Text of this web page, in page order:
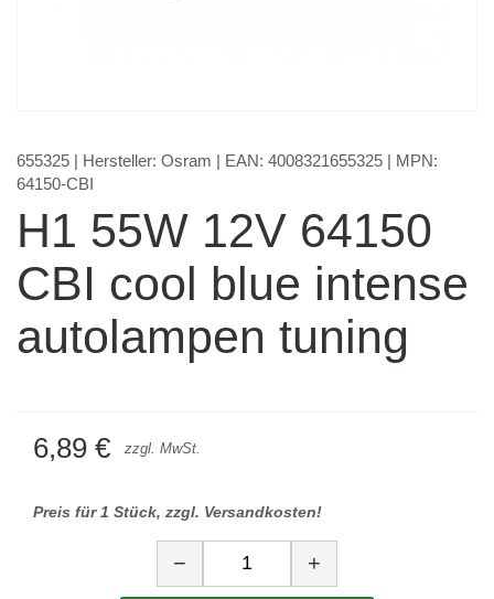
655325 | Hersteller: Osram | EAN: 4008321655325 | MPN:
64150-CBI
H1 55W 12V 64150
CBI cool blue intense
autolampen tuning
6,89 € zzgl. MwSt.
Preis für 1 Stück, zzgl. Versandkosten!
Menge
− +